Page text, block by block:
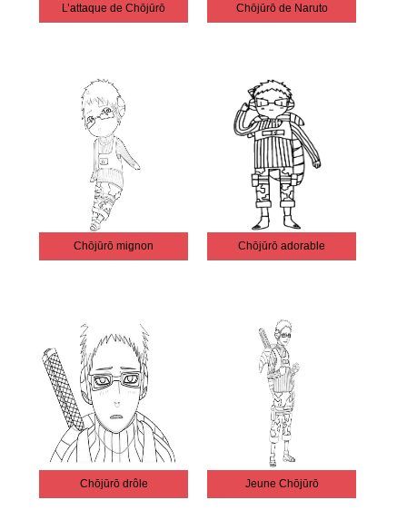
L’attaque de Chōjūrō Chōjūrō de Naruto
Chōjūrō mignon Chōjūrō adorable
Chōjūrō drôle Jeune Chōjūrō